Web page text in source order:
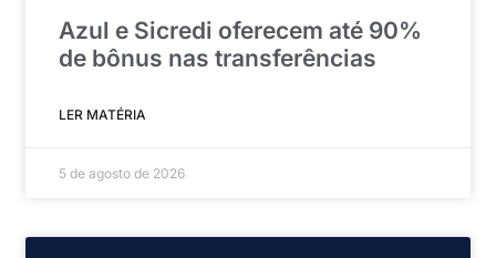
Azul e Sicredi oferecem até 90%
de bônus nas transferências
LER MATÉRIA
5 de agosto de 2026